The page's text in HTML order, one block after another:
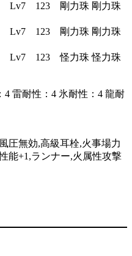
123 剛力珠 剛力珠
123 剛力珠 剛力珠
123 怪力珠 怪力珠
4 雷耐性：4 氷耐性：4 龍耐
圧無効,高級耳栓,火事場力
能+1,ランナー,火属性攻撃